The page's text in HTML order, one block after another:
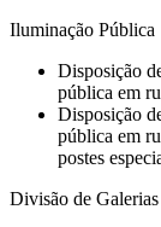
Iluminação Pública
Disposição
pública em
Disposição
pública em
postes
Divisão de